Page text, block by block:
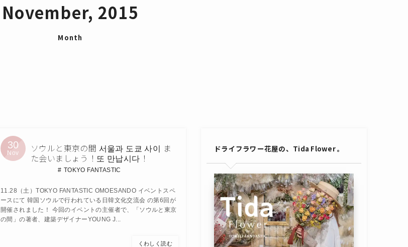
November, 2015
Month
30
Nov
ソウルと東京の間 서울과 도쿄 사이 ま
た会いましょう！또 만납시다！
TOKYO FANTASTIC
11.28（土）TOKYO FANTASTIC OMOESANDO イベントスペ
ースにて 韓国ソウルで行われている日韓文化交流会 の第6回が
開催されました！ 今回のイベントの主催者で、「ソウルと東京
の間」の著者、建築デザイナーYOUNG J...
くわしく読む
ドライフラワー花屋の、Tida Flower 。